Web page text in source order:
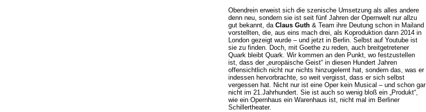
Obendrein erweist sich die szenische Umsetzung als alles andere
denn neu, sondern sie ist seit fünf Jahren der Opernwelt nur allzu
gut bekannt, da Claus Guth& Team ihre Deutung schon in Mailand
vorstellten, die, aus eins mach drei, als Koproduktion dann 2014 in
London gezeigt wurde – und jetzt in Berlin. Selbst auf Youtube ist
sie zu finden. Doch, mit Goethe zu reden, auch breitgetretener
Quark bleibt Quark. Wir kommen an den Punkt, wo festzustellen
ist, dass der „europäische Geist“ in diesen Hundert Jahren
offensichtlich nicht nur nichts hinzugelernt hat, sondern das, was er
indessen hervorbrachte, so weit vergisst, dass er sich selbst
vergessen hat. Nicht nur ist eine Oper kein Musical – und schon gar
nicht im 21.Jahrhundert. Sie ist auch so wenig bloß ein „Produkt“,
wie ein Opernhaus ein Warenhaus ist, nicht mal im Berliner
Schillertheater.